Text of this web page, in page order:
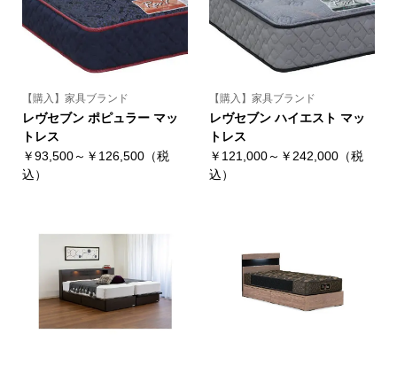
【購入】家具ブランド
レヴセブン ポピュラー マッ
トレス
￥93,500～￥126,500（税
込）
【購入】家具ブランド
レヴセブン ハイエスト マッ
トレス
￥121,000～￥242,000（税
込）